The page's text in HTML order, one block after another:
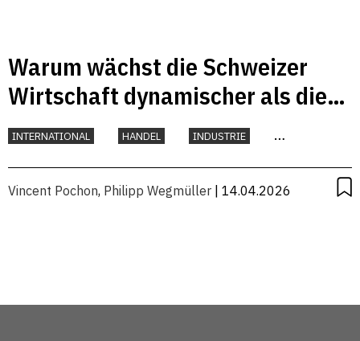
Warum wächst die Schweizer
Wirtschaft dynamischer als die
österreichische?
INTERNATIONAL HANDEL
INDUSTRIE
Vincent Pochon, Philipp Wegmüller | 14.04.2026